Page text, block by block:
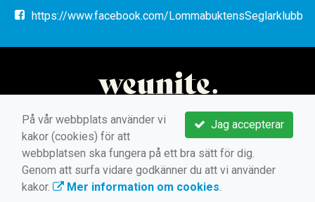
https://www.facebook.com/LommabuktensSeglarklubb
Jag accepterar
På vår webbplats använder vi
kakor (cookies) för att
webbplatsen ska fungera på ett bra sätt för dig.
Genom att surfa vidare godkänner du att vi använder
kakor.
Mer information om cookies.